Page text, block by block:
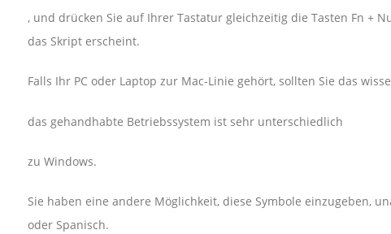
, und drücken Sie auf Ihrer Tastatur gleichzeitig die Tasten Fn +
das Skript erscheint.
Falls Ihr PC oder Laptop zur Mac-Linie gehört, sollten Sie das
das gehandhabte Betriebssystem ist sehr unterschiedlich
zu Windows.
Sie haben eine andere Möglichkeit, diese Symbole einzugeben,
oder Spanisch.